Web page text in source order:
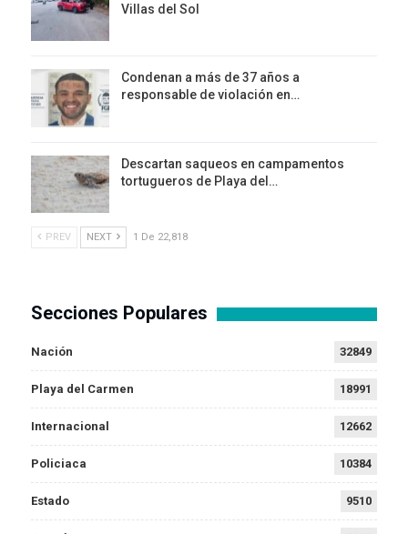
Villas del Sol
Condenan a más de 37 años a
responsable de violación en…
Descartan saqueos en campamentos
tortugueros de Playa del…
PREV NEXT 1 De 22,818
Secciones Populares
Nación 32849
Playa del Carmen 18991
Internacional 12662
Policiaca 10384
Estado 9510